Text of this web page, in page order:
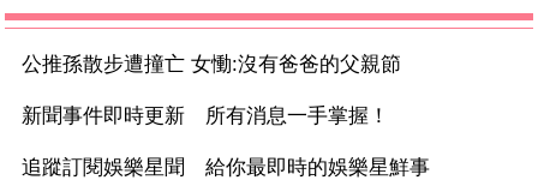
公推孫散步遭撞亡 女慟:沒有爸爸的父親節
新聞事件即時更新 所有消息一手掌握！
追蹤訂閱娛樂星聞 給你最即時的娛樂星鮮事